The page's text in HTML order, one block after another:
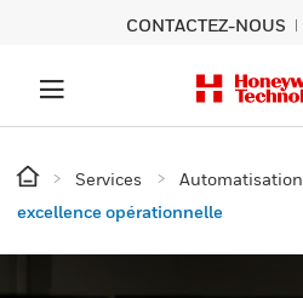
CONTACTEZ-NOUS
Services Automatisation
excellence opérationnelle